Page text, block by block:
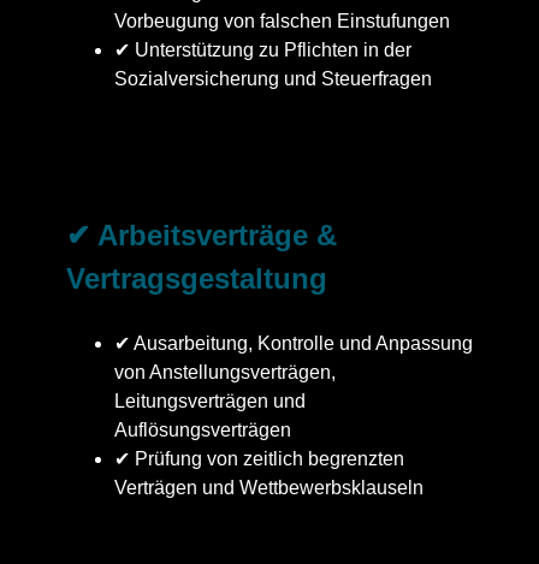
Vorbeugung von falschen Einstufungen
✔ Unterstützung zu Pflichten in der
Sozialversicherung und Steuerfragen
✔ Arbeitsverträge &
Vertragsgestaltung
✔ Ausarbeitung, Kontrolle und Anpassung
von Anstellungsverträgen,
Leitungsverträgen und
Auflösungsverträgen
✔ Prüfung von zeitlich begrenzten
Verträgen und Wettbewerbsklauseln